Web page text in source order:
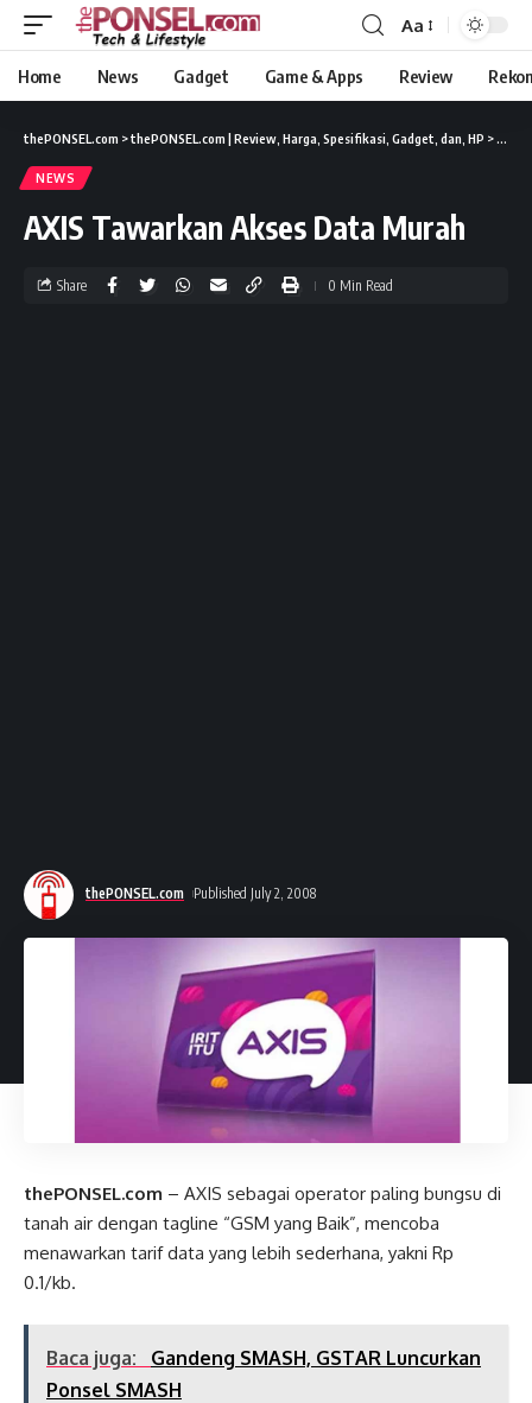
Aa
Home News Gadget Game & Apps Review
thePONSEL.com >thePONSEL.com | Review, Harga, Spesifikasi, Gadget, dan, HP > News
NEWS
AXIS Tawarkan Akses Data Murah
thePONSEL.com Published July 2, 2008
Share 0 Min Read
thePONSEL.com – AXIS sebagai operator paling bungsu di
tanah air dengan tagline “GSM yang Baik”, mencoba
menawarkan tarif data yang lebih sederhana, yakni Rp
0.1/kb.
Baca juga:
Gandeng SMASH, GSTAR Luncurkan
Ponsel SMASH